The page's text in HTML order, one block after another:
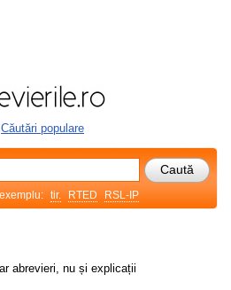
Căutări populare
tir. RTED RSL-IP
abrevieri, nu și explicații